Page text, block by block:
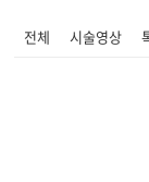
전체 시술영상